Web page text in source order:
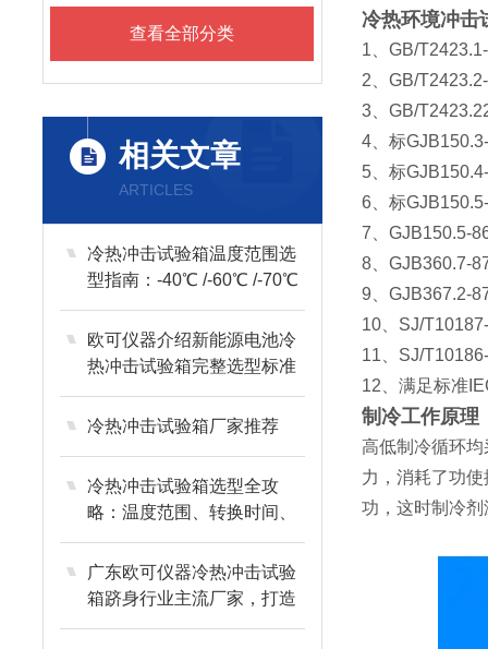
查看全部分类
相关文章
ARTICLES
冷热冲击试验箱温度范围选
型指南：-40℃ /-60℃ /-70℃
核心区别
欧可仪器介绍新能源电池冷
热冲击试验箱完整选型标准
冷热冲击试验箱厂家推荐
冷热冲击试验箱选型全攻
略：温度范围、转换时间、
品牌实战解析
广东欧可仪器冷热冲击试验
箱跻身行业主流厂家，打造
国产测试装备优质品牌
冷热环境冲击
1、GB/
2、GB/
3、GB/
4、标
5、标
6、标
7、GJB150.5-
8、GJB360.7-
9、GJB367.2-
10、SJ/
11、SJ/
12、满足标准
制冷工作原理
高低制冷循环
力，消耗了功
功，这时制冷